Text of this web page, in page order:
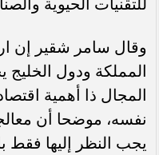
وقال سامر شقير إن
المملكة ودول الخليج
المجال ذا أهمية
نفسه، موضحا أن
يجب النظر إليها فقط